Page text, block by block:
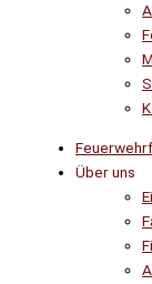
Über uns